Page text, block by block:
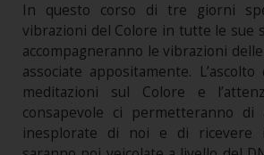
In questo corso di tre giorni
vibrazioni del Colore in tutte le sue
accompagneranno le vibrazioni
associate appositamente.
meditazioni sul Colore e
consapevole ci permetteranno di
inesplorate di noi e di ricevere